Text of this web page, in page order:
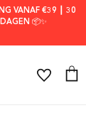
VANAF €39 ┃ 30
📦✨